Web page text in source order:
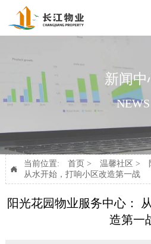
新闻中
NEWS

当前位置: 首页 > 温馨社区 >
从水开始，打响小区改造第一战
阳光花园物业服务中心：
造第一